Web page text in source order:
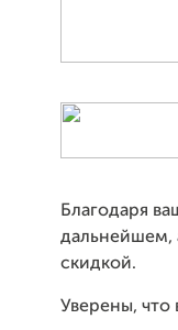
Благодаря
дальнейшем,
скидкой.
Уверены,